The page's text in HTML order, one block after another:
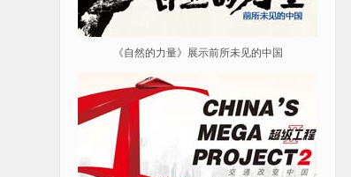
《自然的力量》展示前所未见的中国